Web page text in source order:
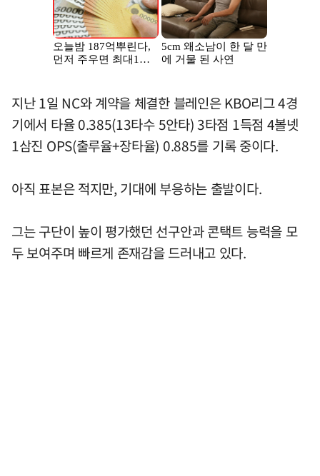
지난 1일 NC와 계약을 체결한 블레인은 KBO리그 4경
기에서 타율 0.385(13타수 5안타) 3타점 1득점 4볼넷
1삼진 OPS(출루율+장타율) 0.885를 기록 중이다.
아직 표본은 적지만, 기대에 부응하는 출발이다.
그는 구단이 높이 평가했던 선구안과 콘택트 능력을 모
두 보여주며 빠르게 존재감을 드러내고 있다.